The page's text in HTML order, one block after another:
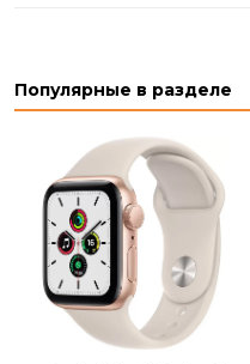
Популярные в разделе